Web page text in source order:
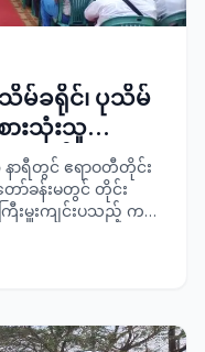
မ်ခရိုင်၊ ပုသိမ်
ားသုံးသူ
းအမှတ်
နာရီတွင် ဧရာဝတီတိုင်း
ော်ခန်းမတွင် တိုင်း
ကြီးမှူးကျင်းပသည့် ကမ္
ာင်ဝင်းနှင့် အစိုးရအဖွဲ့